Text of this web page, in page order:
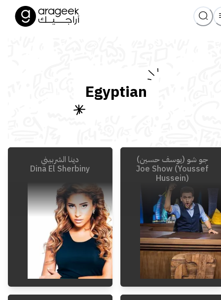
Egyptian
دينا الشربيني
Dina El Sherbiny
جو شو (يوسف حسين)
Joe Show (Youssef
Hussein)